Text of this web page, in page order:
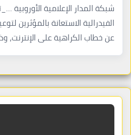
شبكة المدار الإعلامية الأوروبية
الفيدرالية الاستعانة بالمؤثرين
عن خطاب الكراهية على